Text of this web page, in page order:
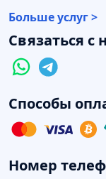
Больше услуг >
Связаться с
Способы
Номер